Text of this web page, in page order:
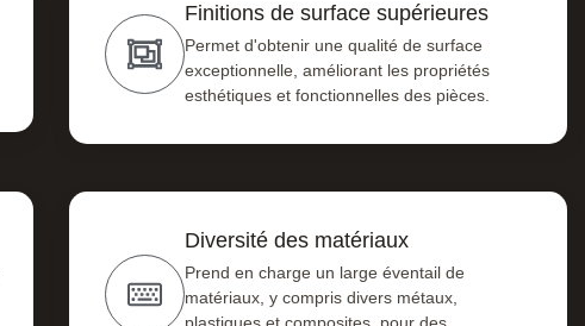
Finitions de surface supérieures
Permet d'obtenir une qualité de surface
exceptionnelle, améliorant les propriétés
esthétiques et fonctionnelles des pièces.
Diversité des matériaux
Prend en charge un large éventail de
matériaux, y compris divers métaux,